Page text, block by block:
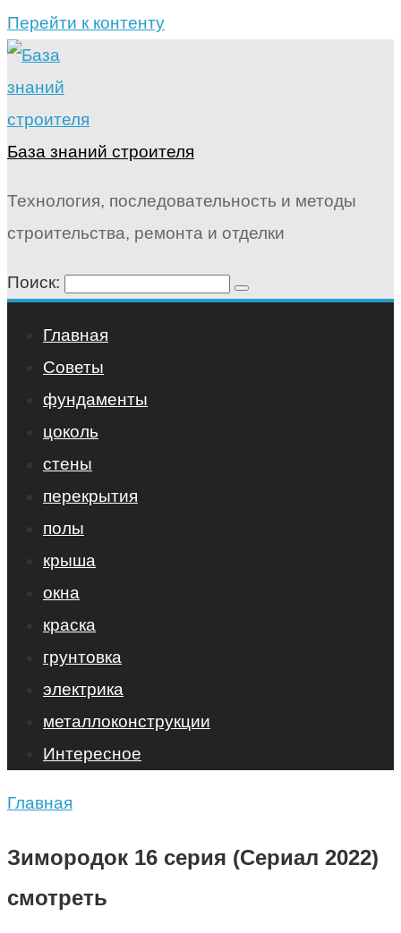
Перейти к контенту
База знаний строителя
Технология, последовательность и методы
строительства, ремонта и отделки
Поиск:
Главная
Советы
фундаменты
цоколь
стены
перекрытия
полы
крыша
окна
краска
грунтовка
электрика
металлоконструкции
Интересное
Главная
Зимородок 16 серия (Сериал 2022)
смотреть